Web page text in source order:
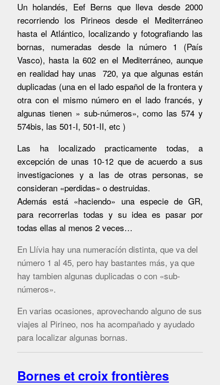
Un holandés, Eef Berns que lleva desde 2000
recorriendo los Pirineos desde el Mediterráneo
hasta el Atlántico, localizando y fotografiando las
bornas, numeradas desde la número 1 (País
Vasco), hasta la 602 en el Mediterráneo, aunque
en realidad hay unas 720, ya que algunas están
duplicadas (una en el lado español de la frontera y
otra con el mismo número en el lado francés, y
algunas tienen » sub-números», como las 574 y
574bis, las 501-I, 501-II, etc )
Las ha localizado practicamente todas, a
excepción de unas 10-12 que de acuerdo a sus
investigaciones y a las de otras personas, se
consideran «perdidas» o destruidas.
Además está «haciendo» una especie de GR,
para recorrerlas todas y su idea es pasar por
todas ellas al menos 2 veces…
En Llívia hay una numeracíón distinta, que va del
número 1 al 45, pero hay bastantes más, ya que
hay tambien algunas duplicadas o con «sub-
números».
En varias ocasiones, aprovechando alguno de sus
viajes al Pirineo, nos ha acompañado y ayudado
para localizar algunas bornas.
Bornes et croix frontières